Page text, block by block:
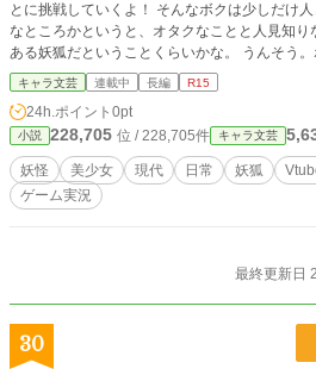
とに挑戦していくよ！ そんなボクは少しだけ
なところかというと、オタクなことと人見知
ある妖狐だということくらいかな。 うんそう
ある妖種なんだよ。 これはそんなボクの日常と配信を描いた物語。 のんびりし
たりドタバタしたり、少しドキドキしたり時々
が楽しめるかわからないけど、ボクなりにみん
くね！
キャラ文芸 連載中 長編 R15
24h.ポイント 0pt
小説 228,705 位 / 228,705件 キャラ文芸
妖怪 美少女 現代 日常 妖狐
ゲーム実況
最終更新日
30